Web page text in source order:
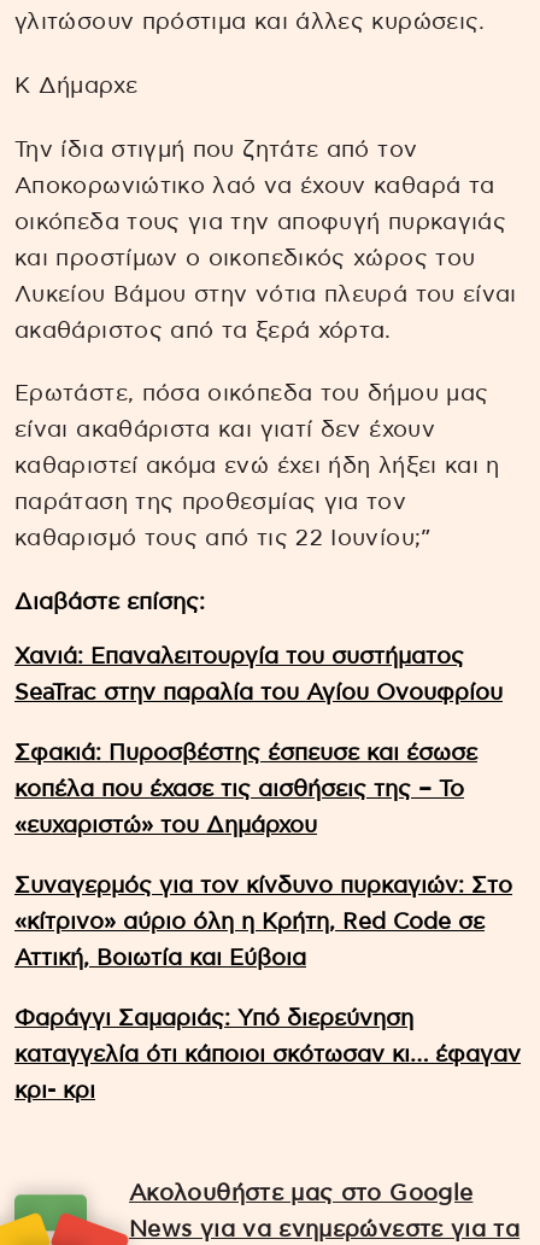
γλιτώσουν πρόστιμα και άλλες κυρώσεις.
Κ Δήμαρχε
Την ίδια στιγμή που ζητάτε από τον
Αποκορωνιώτικο λαό να έχουν καθαρά τα
οικόπεδα τους για την αποφυγή πυρκαγιάς
και προστίμων ο οικοπεδικός χώρος του
Λυκείου Βάμου στην νότια πλευρά του είναι
ακαθάριστος από τα ξερά χόρτα.
Ερωτάστε, πόσα οικόπεδα του δήμου μας
είναι ακαθάριστα και γιατί δεν έχουν
καθαριστεί ακόμα ενώ έχει ήδη λήξει και η
παράταση της προθεσμίας για τον
καθαρισμό τους από τις 22 Ιουνίου;”
Διαβάστε επίσης:
Χανιά: Επαναλειτουργία του συστήματος
SeaTrac στην παραλία του Αγίου Ονουφρίου
Σφακιά: Πυροσβέστης έσπευσε και έσωσε
κοπέλα που έχασε τις αισθήσεις της – Το
«ευχαριστώ» του Δημάρχου
Συναγερμός για τον κίνδυνο πυρκαγιών: Στο
«κίτρινο» αύριο όλη η Κρήτη, Red Code σε
Αττική, Βοιωτία και Εύβοια
Φαράγγι Σαμαριάς: Υπό διερεύνηση
καταγγελία ότι κάποιοι σκότωσαν κι… έφαγαν
κρι- κρι
Ακολουθήστε μας στο Google
News για να ενημερώνεστε για τα